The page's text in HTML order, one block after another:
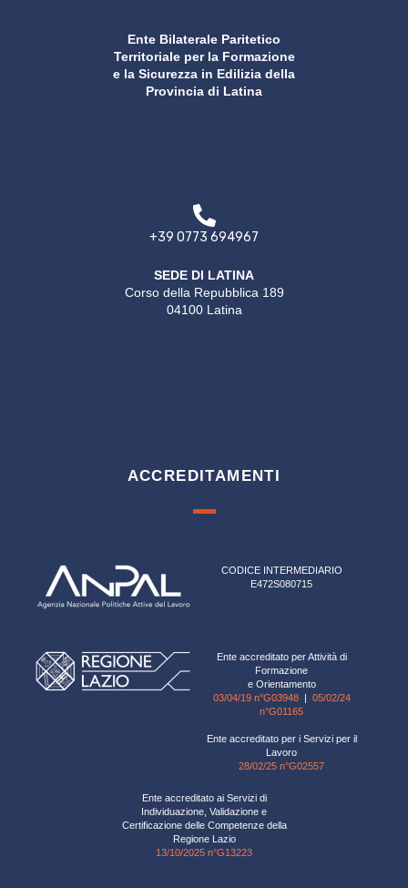
Ente Bilaterale Paritetico
Territoriale per la Formazione
e la Sicurezza in Edilizia della
Provincia di Latina
+39 0773 694967
SEDE DI LATINA
Corso della Repubblica 189
04100 Latina
ACCREDITAMENTI
CODICE INTERMEDIARIO
E472S080715
Ente accreditato per Attività di
Formazione
e Orientamento
03/04/19 n°G03948| 05/02/24
n°G01165
Ente accreditato per i Servizi per il
Lavoro
28/02/25 n°G02557
Ente accreditato ai Servizi di
Individuazione, Validazione e
Certificazione delle Competenze della
Regione Lazio
13/10/2025 n°G13223